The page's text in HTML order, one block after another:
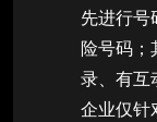
先进行号
险号码；
录、有互
企业仅针